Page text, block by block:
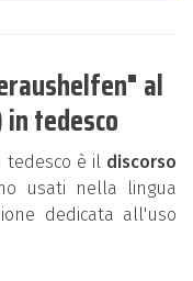
al
tedesco
tedesco è il discorso
usati nella lingua
dedicata all'uso